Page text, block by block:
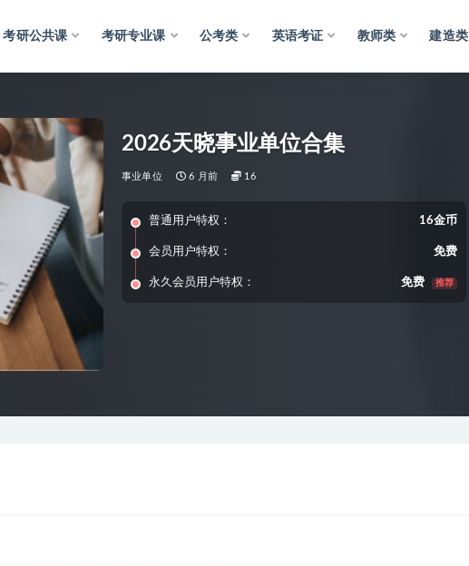
考研公共课 考研专业课 公考类 英语考证 教师类 建造类
2026天晓事业单位合集
事业单位 6 月前 16
普通用户特权： 16金币
会员用户特权： 免费
永久会员用户特权： 免费 推荐